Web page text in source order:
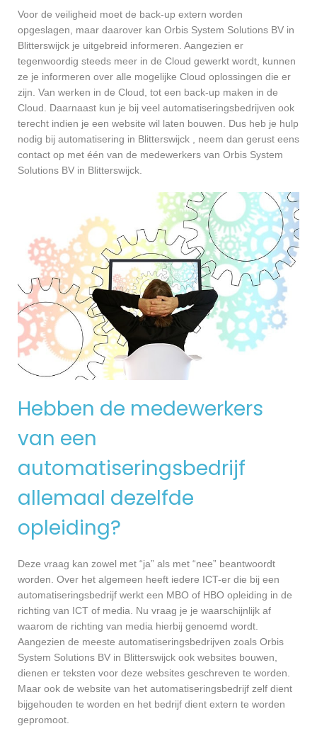
Voor de veiligheid moet de back-up extern worden
opgeslagen, maar daarover kan Orbis System Solutions BV in
Blitterswijck je uitgebreid informeren. Aangezien er
tegenwoordig steeds meer in de Cloud gewerkt wordt, kunnen
ze je informeren over alle mogelijke Cloud oplossingen die er
zijn. Van werken in de Cloud, tot een back-up maken in de
Cloud. Daarnaast kun je bij veel automatiseringsbedrijven ook
terecht indien je een website wil laten bouwen. Dus heb je hulp
nodig bij automatisering in Blitterswijck , neem dan gerust eens
contact op met één van de medewerkers van Orbis System
Solutions BV in Blitterswijck.
Hebben de medewerkers
van een
automatiseringsbedrijf
allemaal dezelfde
opleiding?
Deze vraag kan zowel met “ja” als met “nee” beantwoordt
worden. Over het algemeen heeft iedere ICT-er die bij een
automatiseringsbedrijf werkt een MBO of HBO opleiding in de
richting van ICT of media. Nu vraag je je waarschijnlijk af
waarom de richting van media hierbij genoemd wordt.
Aangezien de meeste automatiseringsbedrijven zoals Orbis
System Solutions BV in Blitterswijck ook websites bouwen,
dienen er teksten voor deze websites geschreven te worden.
Maar ook de website van het automatiseringsbedrijf zelf dient
bijgehouden te worden en het bedrijf dient extern te worden
gepromoot.